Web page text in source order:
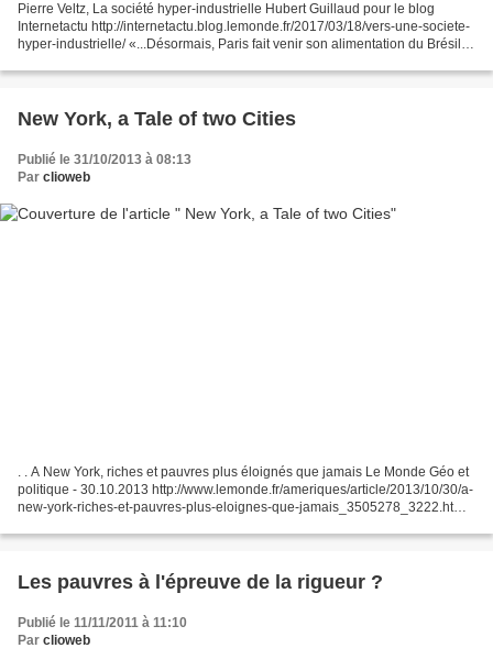
Pierre Veltz, La société hyper-industrielle Hubert Guillaud pour le blog
Internetactu http://internetactu.blog.lemonde.fr/2017/03/18/vers-une-societe-
hyper-industrielle/ «...Désormais, Paris fait venir son alimentation du Brésil,
New York, a Tale of two Cities
Publié le 31/10/2013 à 08:13
Par clioweb
. . A New York, riches et pauvres plus éloignés que jamais Le Monde Géo et
politique - 30.10.2013 http://www.lemonde.fr/ameriques/article/2013/10/30/a-
new-york-riches-et-pauvres-plus-eloignes-que-jamais_3505278_3222.html
Les pauvres à l'épreuve de la rigueur ?
Publié le 11/11/2011 à 11:10
Par clioweb